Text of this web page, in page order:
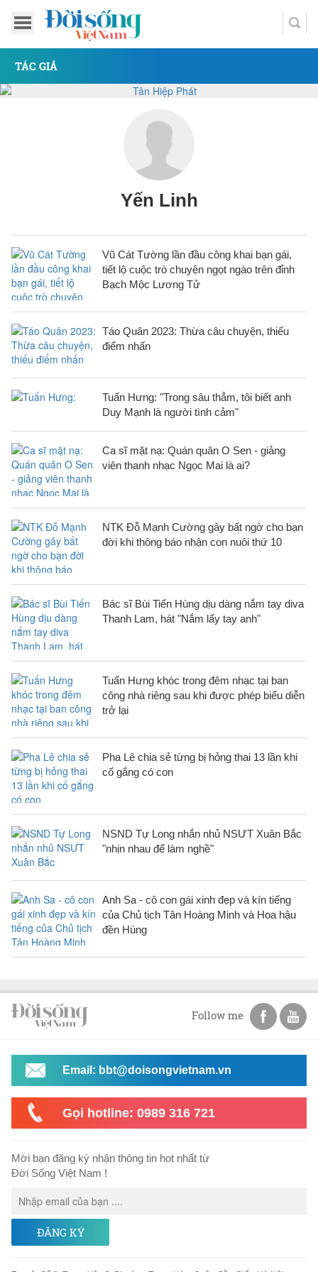
TÁC GIẢ
Yến Linh
Vũ Cát Tường lần đầu công khai bạn gái,
tiết lộ cuộc trò chuyện ngọt ngào trên đỉnh
Bạch Mộc Lương Tử
Táo Quân 2023: Thừa câu chuyện, thiếu
điểm nhấn
Tuấn Hưng: "Trong sâu thẳm, tôi biết anh
Duy Mạnh là người tình cảm"
Ca sĩ mặt nạ: Quán quân O Sen - giảng
viên thanh nhạc Ngọc Mai là ai?
NTK Đỗ Mạnh Cường gây bất ngờ cho bạn
đời khi thông báo nhận con nuôi thứ 10
Bác sĩ Bùi Tiến Hùng dịu dàng nắm tay diva
Thanh Lam, hát "Nắm lấy tay anh"
Tuấn Hưng khóc trong đêm nhạc tại ban
công nhà riêng sau khi được phép biểu diễn
trở lại
Pha Lê chia sẻ từng bị hỏng thai 13 lần khi
cố gắng có con
NSND Tự Long nhắn nhủ NSƯT Xuân Bắc
"nhịn nhau để làm nghề"
Anh Sa - cô con gái xinh đẹp và kín tiếng
của Chủ tịch Tân Hoàng Minh và Hoa hậu
đền Hùng
Follow me
Email: bbt@doisongvietnam.vn
Gọi hotline: 0989 316 721
Mời bạn đăng ký nhận thông tin hot nhất từ
Đời Sống Việt Nam !
ĐĂNG KÝ